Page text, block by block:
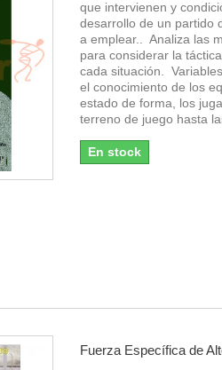
que intervienen y
desarrollo de un partido
a emplear.. Analiza las
para considerar la
cada situación.
el conocimiento de los
estado de forma, los
terreno de juego hasta
En stock
Fuerza Específica de